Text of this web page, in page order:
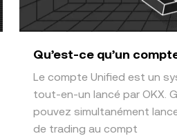
Qu’est-ce qu’un
Le compte Unified est un
tout-en-un lancé par OKX.
pouvez simultanément
de trading au compt